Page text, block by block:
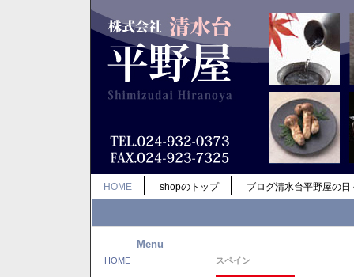
HOME shopのトップ ブログ清水台平野屋の日
Menu
HOME スペイン